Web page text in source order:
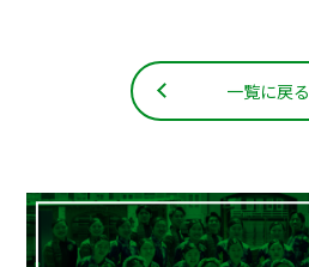
一覧に戻る